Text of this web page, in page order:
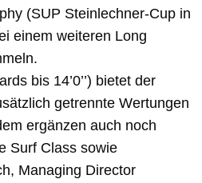
(SUP Steinlechner-Cup in
einem weiteren Long
bis 14’0’’) bietet der
getrennte Wertungen
ergänzen auch noch
Surf Class sowie
Managing Director